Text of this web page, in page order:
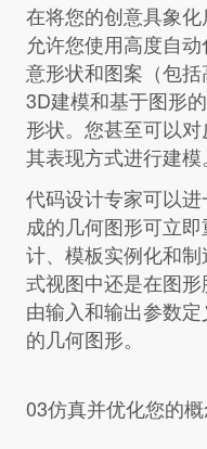
在将您的创意具象
允许您使用高度自
意形状和图案（包
3D建模和基于图形
形状。您甚至可以
其表现方式进行建模。
代码设计专家可以
成的几何图形可立
计、模板实例化和
式视图中还是在图
由输入和输出参数
的几何图形。
03仿真并优化您的